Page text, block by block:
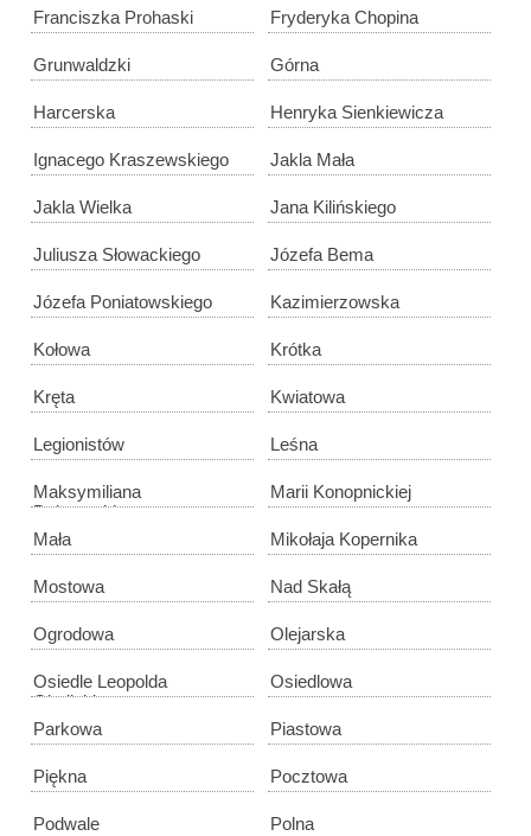
Franciszka Prohaski Fryderyka Chopina
Grunwaldzki Górna
Harcerska Henryka Sienkiewicza
Ignacego Kraszewskiego Jakla Mała
Jakla Wielka Jana Kilińskiego
Juliusza Słowackiego Józefa Bema
Józefa Poniatowskiego Kazimierzowska
Kołowa Krótka
Kręta Kwiatowa
Legionistów Leśna
Maksymiliana
Dąbrowskiego
Marii Konopnickiej
Mała Mikołaja Kopernika
Mostowa Nad Skałą
Ogrodowa Olejarska
Osiedle Leopolda
Okulickiego
Osiedlowa
Parkowa Piastowa
Piękna Pocztowa
Podwale Polna